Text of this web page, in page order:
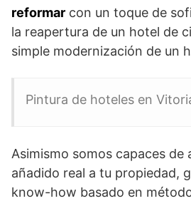
reformar con un toque de
la reapertura de un hotel de
simple modernización de un
Pintura de hoteles en
Asimismo somos capaces
añadido real a tu propiedad,
know-how basado en